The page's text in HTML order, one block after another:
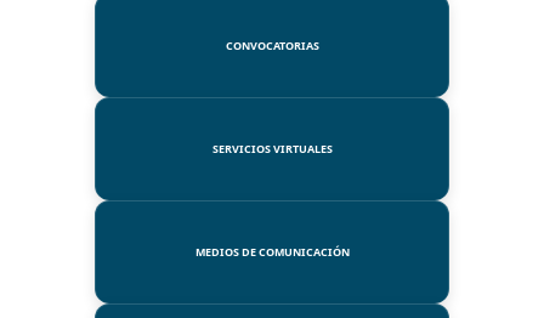
CONVOCATORIAS
SERVICIOS VIRTUALES
MEDIOS DE COMUNICACIÓN